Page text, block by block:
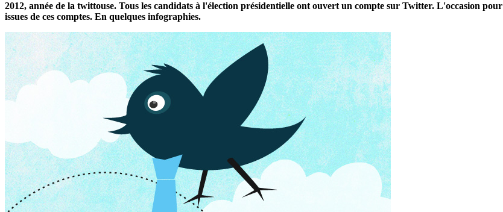
2012, année de la twittouse. Tous les candidats à l'élection présidentielle ont ouvert un compte sur Twitter. L'occasion pour
issues de ces comptes. En quelques infographies.